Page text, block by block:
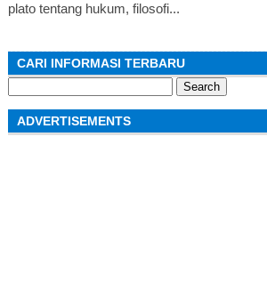
plato tentang hukum, filosofi...
CARI INFORMASI TERBARU
for:
ADVERTISEMENTS